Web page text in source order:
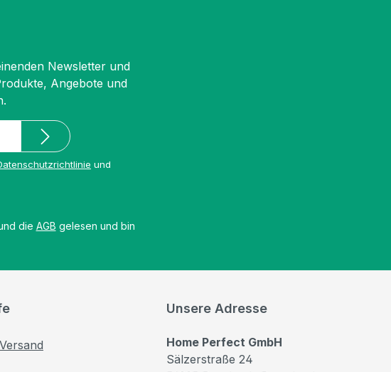
Newsletter und
Angebote und
und
die AGB gelesen und bin
Unsere Adresse
Home Perfect GmbH
Sälzerstraße 24